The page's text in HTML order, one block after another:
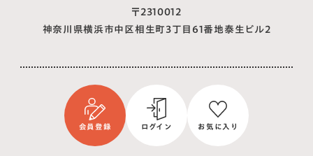
〒2310012
神奈川県横浜市中区相生町3丁目61番地泰生ビル2
会員登録 ログイン お気に入り